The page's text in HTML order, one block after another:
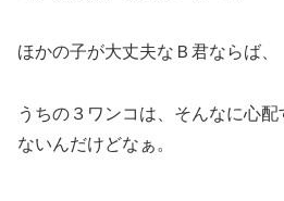
ほかの子が大丈夫なＢ君ならば、
うちの３ワンコは、そんなに心
ないんだけどなぁ。